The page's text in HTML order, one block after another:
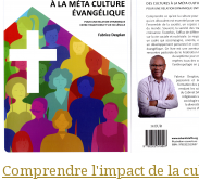
Comprendre l'impact de la